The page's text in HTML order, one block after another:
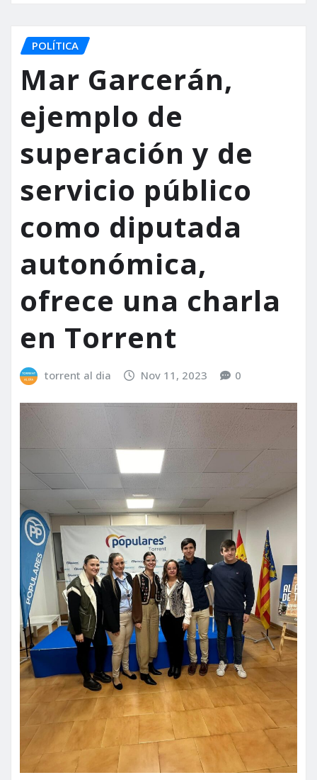
POLÍTICA
Mar Garcerán,
ejemplo de
superación y de
servicio público
como diputada
autonómica,
ofrece una charla
en Torrent
torrent al dia Nov 11, 2023 0